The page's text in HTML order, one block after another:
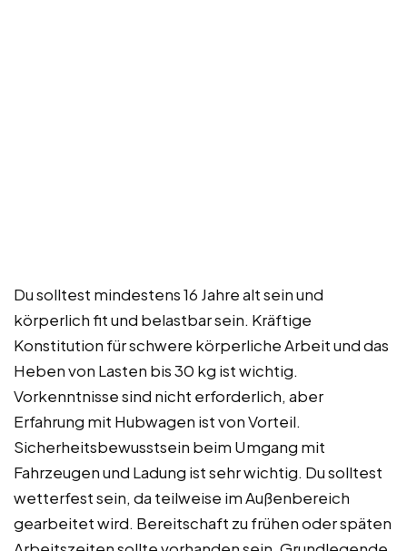
Du solltest mindestens 16 Jahre alt sein und
körperlich fit und belastbar sein. Kräftige
Konstitution für schwere körperliche Arbeit und das
Heben von Lasten bis 30 kg ist wichtig.
Vorkenntnisse sind nicht erforderlich, aber
Erfahrung mit Hubwagen ist von Vorteil.
Sicherheitsbewusstsein beim Umgang mit
Fahrzeugen und Ladung ist sehr wichtig. Du solltest
wetterfest sein, da teilweise im Außenbereich
gearbeitet wird. Bereitschaft zu frühen oder späten